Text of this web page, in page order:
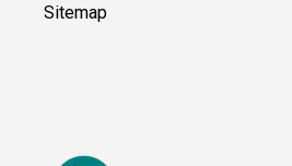
Sitemap